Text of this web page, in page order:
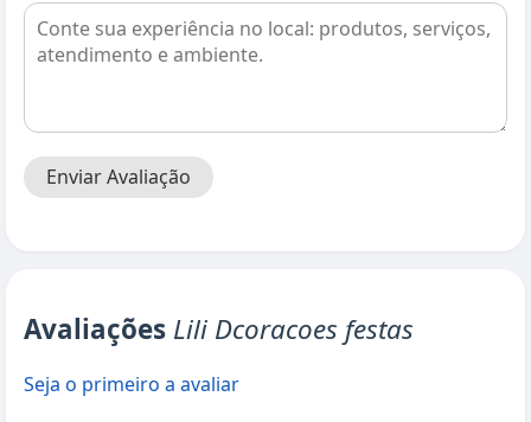
Enviar Avaliação
Avaliações Lili Dcoracoes festas
Seja o primeiro a avaliar